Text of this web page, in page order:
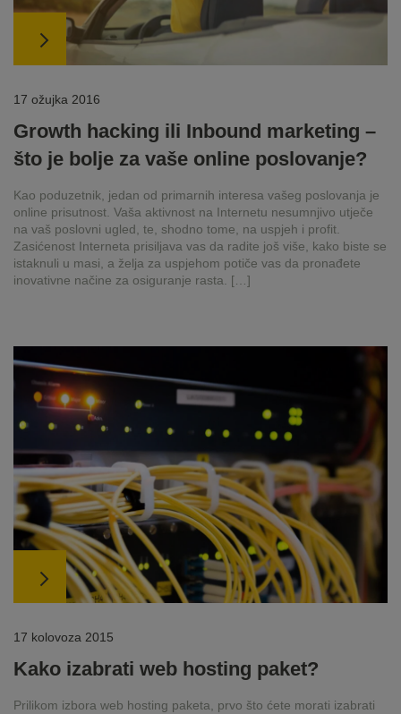
17 ožujka 2016
Growth hacking ili Inbound marketing –
što je bolje za vaše online poslovanje?
Kao poduzetnik, jedan od primarnih interesa vašeg poslovanja je
online prisutnost. Vaša aktivnost na Internetu nesumnjivo utječe
na vaš poslovni ugled, te, shodno tome, na uspjeh i profit.
Zasićenost Interneta prisiljava vas da radite još više, kako biste se
istaknuli u masi, a želja za uspjehom potiče vas da pronađete
inovativne načine za osiguranje rasta. […]
17 kolovoza 2015
Kako izabrati web hosting paket?
Prilikom izbora web hosting paketa, prvo što ćete morati izabrati